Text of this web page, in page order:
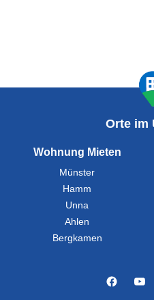
Orte im
Wohnung Mieten
Münster
Hamm
Unna
Ahlen
Bergkamen